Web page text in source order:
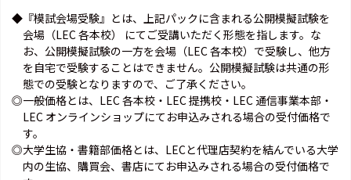
◆『模試会場受験』とは、上記パックに含まれる公開模擬試験を
会場（LEC 各本校） にてご受講いただく形態を指します。な
お、公開模擬試験の一方を会場（LEC 各本校）で受験し、他方
を自宅で受験することはできません。公開模擬試験は共通の形
態での受験となりますので、ご了承ください。
◎一般価格とは、LEC 各本校・LEC 提携校・LEC 通信事業本部・
LEC オンラインショップにてお申込みされる場合の受付価格で
す。
◎大学生協・書籍部価格とは、LECと代理店契約を結んでいる大学
内の生協、購買会、書店にてお申込みされる場合の受付価格で